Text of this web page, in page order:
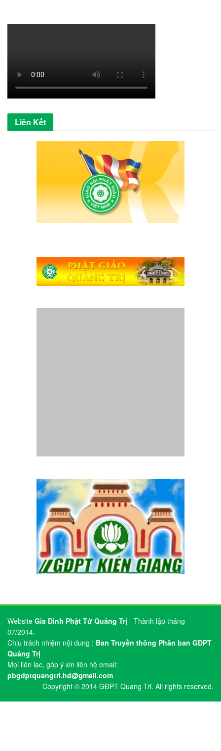
Liên Kết
Chịu trách nhiệm nội dung :Ban Truyền thông Phân ban GĐPT
Mọi liên lạc, góp ý xin liên hệ email:
pbgdptquangtri.hd@gmail.com
Copyright © 2014 GĐPT Quang Tri. All rights reserved.